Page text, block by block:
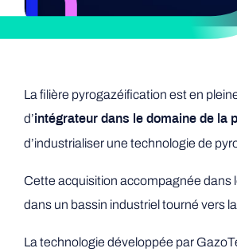
La filière pyrogazéification est en
d’intégrateur dans le domaine de la
d’industrialiser une technologie de
Cette acquisition accompagnée dans
dans un bassin industriel tourné vers
La technologie développée par